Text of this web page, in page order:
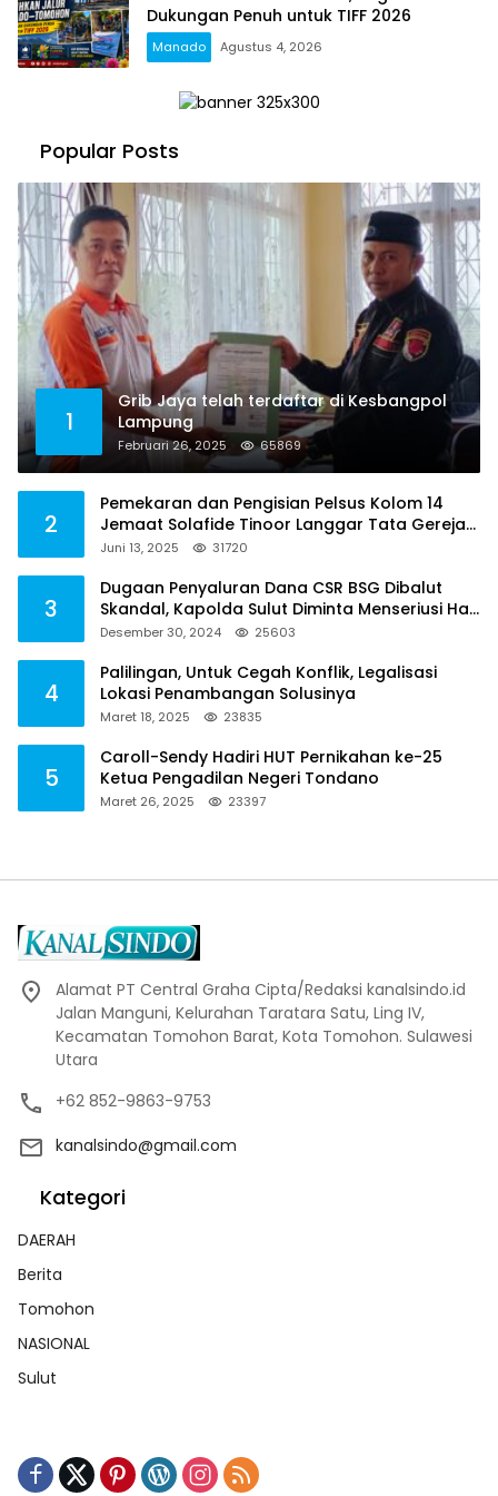
Dukungan Penuh untuk TIFF 2026
Manado Agustus 4, 2026
Popular Posts
1
Grib Jaya telah terdaftar di Kesbangpol
Lampung
Februari 26, 2025 65869
2
Pemekaran dan Pengisian Pelsus Kolom 14
Jemaat Solafide Tinoor Langgar Tata Gereja
2021, Toreh : Ini Perbuatan Melawan Hukum
Juni 13, 2025 31720
3
Dugaan Penyaluran Dana CSR BSG Dibalut
Skandal, Kapolda Sulut Diminta Menseriusi Hal
ini
Desember 30, 2024 25603
4
Palilingan, Untuk Cegah Konflik, Legalisasi
Lokasi Penambangan Solusinya
Maret 18, 2025 23835
5
Caroll-Sendy Hadiri HUT Pernikahan ke-25
Ketua Pengadilan Negeri Tondano
Maret 26, 2025 23397
Alamat PT Central Graha Cipta/Redaksi kanalsindo.id
Jalan Manguni, Kelurahan Taratara Satu, Ling IV,
Kecamatan Tomohon Barat, Kota Tomohon. Sulawesi
Utara
+62 852-9863-9753
kanalsindo@gmail.com
Kategori
DAERAH
Berita
Tomohon
NASIONAL
Sulut